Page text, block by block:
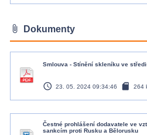
attach_file Dokumenty
Smlouva - Stínění skleníku ve
access_time 23. 05. 2024 09:34:46 sd_card 264
Čestné prohlášení dodavatele ve
sankcím proti Rusku a Bělorusku